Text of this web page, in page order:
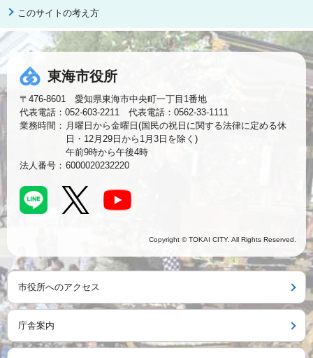
このサイトの考え方
東海市役所
〒476-8601 愛知県東海市中央町一丁目1番地
代表電話：052-603-2211 代表電話：0562-33-1111
業務時間： 月曜日から金曜日(国民の祝日に関する法律に定める休
日・12月29日から1月3日を除く)
午前9時から午後4時
法人番号： 6000020232220
Copyright © TOKAI CITY. All Rights Reserved.
市役所へのアクセス
庁舎案内